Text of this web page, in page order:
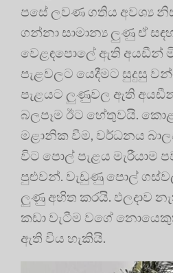
පසේ ලවණ ගතිය අවශ්‍ය
ගන්නා සාමාන්‍ය ලුණු ඒ
වෙළඳපොලේ ඇති අයඩීන්
පැළවලට යෙදීමට සුදුසු
පැළයට ලුණුවල ඇති
බලපෑම ඊට හේතුවයි.
මළානික වීම, වර්ධනය
විට පොල් පැළය මැරීයාම
පුළුවන්. වැඩුණු පොල්
ලුණු අහිත කරයි. ඵලදාව
කඩා වැටීම වගේ
ඇති විය හැකියි.